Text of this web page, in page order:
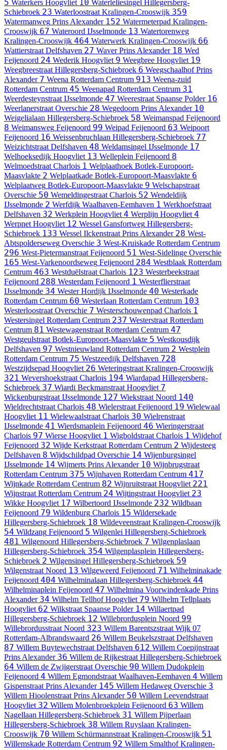
5 Waterkers Hoogvliet 10 Waterleliesingel Hillegersberg-
Schiebroek 23 Waterloostraat Kralingen-Crooswijk 359
Watermanweg Prins Alexander 152 Watermeterpad Kralingen-
Crooswijk 67 Wateroord IJsselmonde 13 Watertorenweg
Kralingen-Crooswijk 464 Waterwerk Kralingen-Crooswijk 66
Wattierstraat Delfshaven 27 Waver Prins Alexander 18 Wed
Feijenoord 24 Wederik Hoogvliet 9 Weegbree Hoogvliet 19
Weegbreestraat Hillegersberg-Schiebroek 6 Weegschaalhof Prins
Alexander 7 Weena Rotterdam Centrum 913 Weena-zuid
Rotterdam Centrum 45 Weenapad Rotterdam Centrum 31
Weerdesteynstraat IJsselmonde 47 Weerestraat Spaanse Polder 16
Weerlanerstraat Overschie 28 Wegedoorn Prins Alexander 10
Weigelialaan Hillegersberg-Schiebroek 58 Weimanspad Feijenoord
8 Weimansweg Feijenoord 99 Weipad Feijenoord 63 Weipoort
Feijenoord 16 Weissenbruchlaan Hillegersberg-Schiebroek 77
Weizichtstraat Delfshaven 48 Weldamsingel IJsselmonde 17
Welhoeksedijk Hoogvliet 13 Welleplein Feijenoord 8
Welmoedstraat Charlois 1 Welplaathoek Botlek-Europoort-
Maasvlakte 2 Welplaatkade Botlek-Europoort-Maasvlakte 6
Welplaatweg Botlek-Europoort-Maasvlakte 9 Welschapstraat
Overschie 50 Wemeldingestraat Charlois 52 Wendeldijk
IJsselmonde 2 Werfdijk Waalhaven-Eemhaven 1 Werkhoefstraat
Delfshaven 32 Werkplein Hoogvliet 4 Werplijn Hoogvliet 4
Werpnet Hoogvliet 12 Wessel Gansfortweg Hillegersberg-
Schiebroek 133 Wessel Ilckenstraat Prins Alexander 28 West-
Abtspolderseweg Overschie 3 West-Kruiskade Rotterdam Centrum
296 West-Pietermanstraat Feijenoord 51 West-Sidelinge Overschie
165 West-Varkenoordseweg Feijenoord 284 Westblaak Rotterdam
Centrum 463 Westduëlstraat Charlois 123 Westerbeekstraat
Feijenoord 288 Westerdam Feijenoord 1 Westerflierstraat
IJsselmonde 34 Wester Hordijk IJsselmonde 40 Westerkade
Rotterdam Centrum 60 Westerlaan Rotterdam Centrum 103
Westerloostraat Overschie 7 Westerschouwenpad Charlois 1
Westersingel Rotterdam Centrum 237 Westerstraat Rotterdam
Centrum 81 Westewagenstraat Rotterdam Centrum 47
Westgeulstraat Botlek-Europoort-Maasvlakte 5 Westkousdijk
Delfshaven 97 Westnieuwland Rotterdam Centrum 2 Westplein
Rotterdam Centrum 75 Westzeedijk Delfshaven 728
Westzijdsepad Hoogvliet 26 Weteringstraat Kralingen-Crooswijk
321 Wevershoekstraat Charlois 194 Wiardapad Hillegersberg-
Schiebroek 37 Wiardi Beckmanstraat Hoogvliet 7
Wickenburgstraat IJsselmonde 127 Wiekstraat Noord 140
Wieldrechtstraat Charlois 48 Wielerstraat Feijenoord 19 Wielewaal
Hoogvliet 11 Wielewaalstraat Charlois 30 Wielrenstraat
IJsselmonde 41 Wierdsmaplein Feijenoord 46 Wieringerstraat
Charlois 97 Wierse Hoogvliet 1 Wigboldstraat Charlois 1 Wijdehof
Feijenoord 32 Wijde Kerkstraat Rotterdam Centrum 2 Wijdesteeg
Delfshaven 8 Wijdschildpad Overschie 14 Wijenburgsingel
IJsselmonde 14 Wijmerts Prins Alexander 10 Wijnbrugstraat
Rotterdam Centrum 375 Wijnhaven Rotterdam Centrum 417
Wijnkade Rotterdam Centrum 82 Wijnruitstraat Hoogvliet 221
Wijnstraat Rotterdam Centrum 24 Wijtingstraat Hoogvliet 23
Wikke Hoogvliet 17 Wilbertoord IJsselmonde 232 Wildbaan
Feijenoord 79 Wildenburg Charlois 15 Wildersekade
Hillegersberg-Schiebroek 18 Wildeveenstraat Kralingen-Crooswijk
54 Wildzang Feijenoord 5 Wilgenlei Hillegersberg-Schiebroek
481 Wilgenoord Hillegersberg-Schiebroek 7 Wilgenplaslaan
Hillegersberg-Schiebroek 354 Wilgenplasplein Hillegersberg-
Schiebroek 2 Wilgensingel Hillegersberg-Schiebroek 59
Wilgenstraat Noord 13 Wilgeweerd Feijenoord 71 Wilhelminakade
Feijenoord 404 Wilhelminalaan Hillegersberg-Schiebroek 44
Wilhelminaplein Feijenoord 47 Wilhelmina Voorwindenkade Prins
Alexander 34 Wilhelm Tellhof Hoogvliet 79 Wilhelm Tellplaats
Hoogvliet 62 Wilkstraat Spaanse Polder 14 Willaertpad
Hillegersberg-Schiebroek 12 Willebrordusplein Noord 99
Willebrordusstraat Noord 323 Willem Barentszstraat Wijk 07
Rotterdam-Albrandswaard 26 Willem Beukelszstraat Delfshaven
87 Willem Buytewechstraat Delfshaven 612 Willem Coepijnstraat
Prins Alexander 36 Willem de Rijkestraat Hillegersberg-Schiebroek
64 Willem de Zwijgerstraat Overschie 90 Willem Dudokplein
Feijenoord 4 Willem Egmondstraat Waalhaven-Eemhaven 4 Willem
Gispenstraat Prins Alexander 145 Willem Hedaweg Overschie 3
Willem Hioolenstraat Prins Alexander 50 Willem Leevendstraat
Hoogvliet 32 Willem Molenbroekplein Feijenoord 63 Willem
Nagellaan Hillegersberg-Schiebroek 31 Willem Pijperlaan
Hillegersberg-Schiebroek 38 Willem Ruyslaan Kralingen-
Crooswijk 70 Willem Schürmannstraat Kralingen-Crooswijk 51
Willemskade Rotterdam Centrum 92 Willem Smalthof Kralingen-